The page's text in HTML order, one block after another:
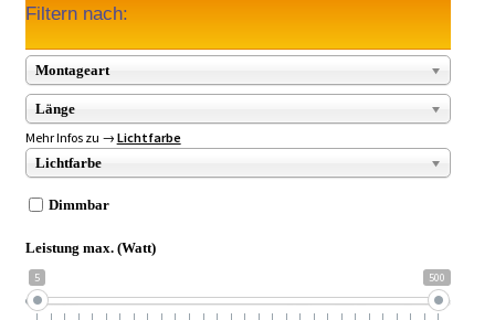
Filtern nach:
Montageart
Länge
Mehr Infos zu → Lichtfarbe
Lichtfarbe
Dimmbar
Leistung max. (Watt)
5 500